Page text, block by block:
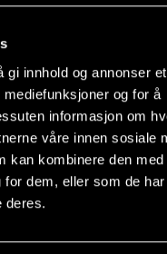
innhold og annonser et
og for å
informasjon om
våre innen sosiale
kan kombinere den med
dem, eller som de
deres.